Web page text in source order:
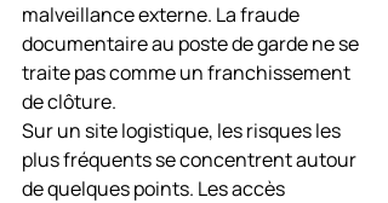
malveillance externe. La fraude
documentaire au poste de garde ne se
traite pas comme un franchissement
de clôture.
Sur un site logistique, les risques les
plus fréquents se concentrent autour
de quelques points. Les accès